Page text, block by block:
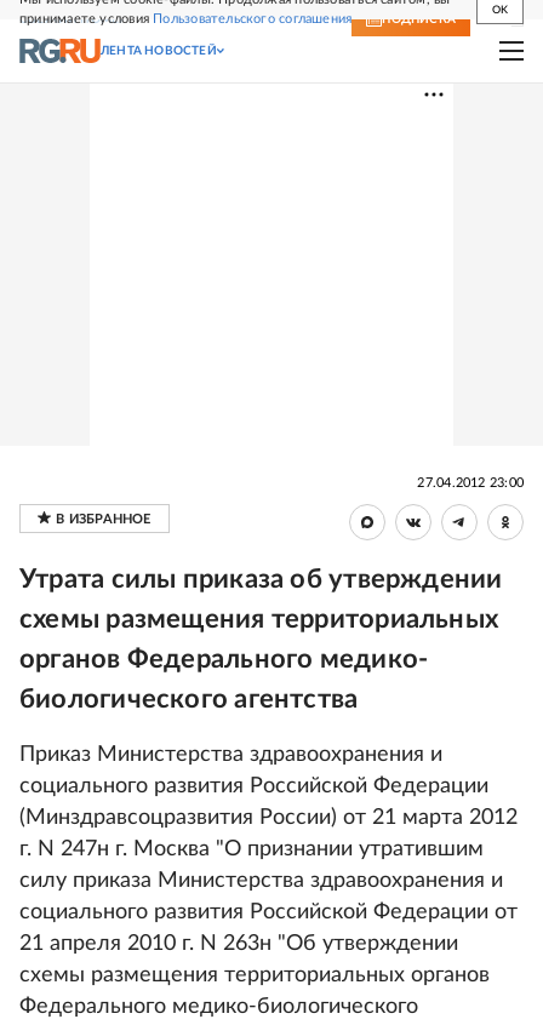
принимаете условия Пользовательского соглашения
OK
СВЕЖИЙ НОМЕР ПОДПИСКА
ЛЕНТА НОВОСТЕЙ
27.04.2012 23:00
Утрата силы приказа об утверждении
схемы размещения территориальных
органов Федерального медико-
биологического агентства
Приказ Министерства здравоохранения и
социального развития Российской Федерации
(Минздравсоцразвития России) от 21 марта 2012
г. N 247н г. Москва "О признании утратившим
силу приказа Министерства здравоохранения и
социального развития Российской Федерации от
21 апреля 2010 г. N 263н "Об утверждении
схемы размещения территориальных органов
Федерального медико-биологического